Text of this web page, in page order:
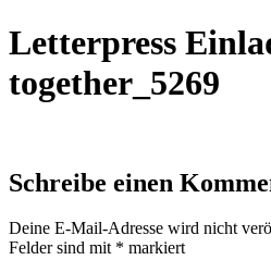
Letterpress
together_5269
Schreibe einen
Deine E-Mail-Adresse wird nicht
Felder sind mit * markiert